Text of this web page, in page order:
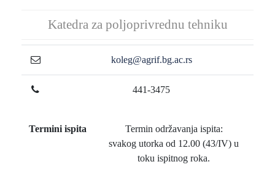
Katedra za poljoprivrednu tehniku
koleg@agrif.bg.ac.rs
441-3475
Termini ispita
Termin održavanja ispita:
svakog utorka od 12.00 (43/IV) u
toku ispitnog roka.